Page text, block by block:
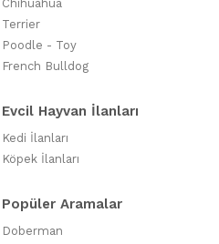
Chihuahua
Terrier
Poodle - Toy
French Bulldog
Evcil Hayvan İlanları
Kedi İlanları
Köpek İlanları
Popüler Aramalar
Doberman